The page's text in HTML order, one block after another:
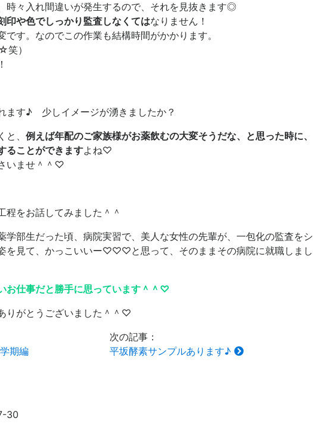
時々入れ間違いが発生するので、それを見抜きます◎
印や色でしっかり監査しなくてはなりません！
です。なのでこの作業も結構時間がかかります。
）
ます♪ 少しイメージが湧きましたか？
、 例えば年配のご家族様がお薬飲むの大変そうだな、と思った時に、
ることができますよね♡
いませ＾＾♡
程をお話してみました＾＾
学部生だった頃、病院実習で、美人な女性の先輩が、一包化の監査をシ
を見て、かっこいいー♡♡♡と思って、そのままその病院に就職しまし
お仕事だと勝手に思っています＾＾♡
りがとうございました＾＾♡
期編
次の記事：
平坂酵素サンプルあります♪
30